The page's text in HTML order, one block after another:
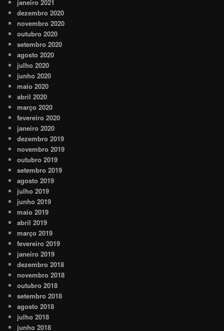
janeiro 2021
dezembro 2020
novembro 2020
outubro 2020
setembro 2020
agosto 2020
julho 2020
junho 2020
maio 2020
abril 2020
março 2020
fevereiro 2020
janeiro 2020
dezembro 2019
novembro 2019
outubro 2019
setembro 2019
agosto 2019
julho 2019
junho 2019
maio 2019
abril 2019
março 2019
fevereiro 2019
janeiro 2019
dezembro 2018
novembro 2018
outubro 2018
setembro 2018
agosto 2018
julho 2018
junho 2018